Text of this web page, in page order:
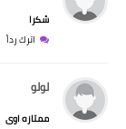
شكرا
اترك رداً
لولو
ممتازه اوى